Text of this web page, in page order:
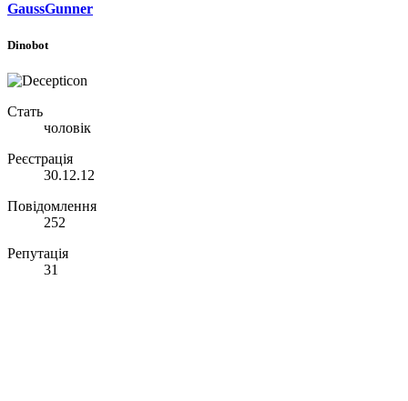
GaussGunner
Dinobot
Стать
чоловік
Реєстрація
30.12.12
Повідомлення
252
Репутація
31